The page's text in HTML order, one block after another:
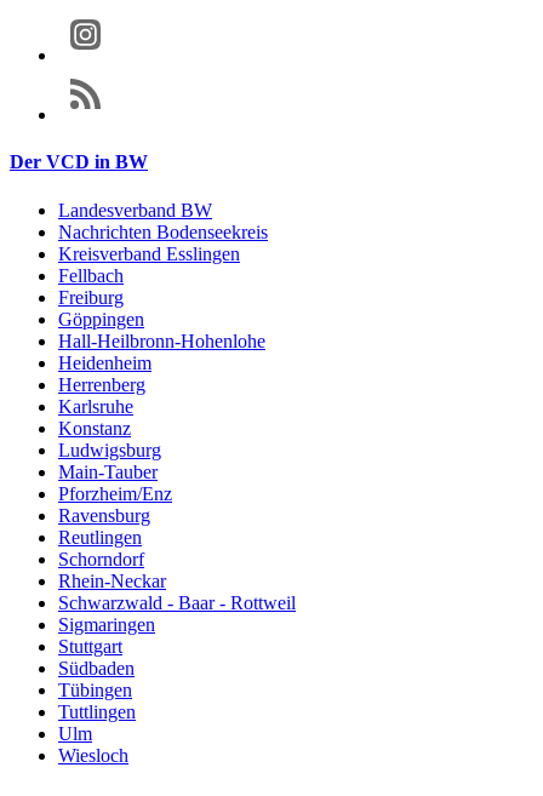
Der VCD in BW
Landesverband BW
Nachrichten Bodenseekreis
Kreisverband Esslingen
Fellbach
Freiburg
Göppingen
Hall-Heilbronn-Hohenlohe
Heidenheim
Herrenberg
Karlsruhe
Konstanz
Ludwigsburg
Main-Tauber
Pforzheim/Enz
Ravensburg
Reutlingen
Schorndorf
Rhein-Neckar
Schwarzwald - Baar - Rottweil
Sigmaringen
Stuttgart
Südbaden
Tübingen
Tuttlingen
Ulm
Wiesloch